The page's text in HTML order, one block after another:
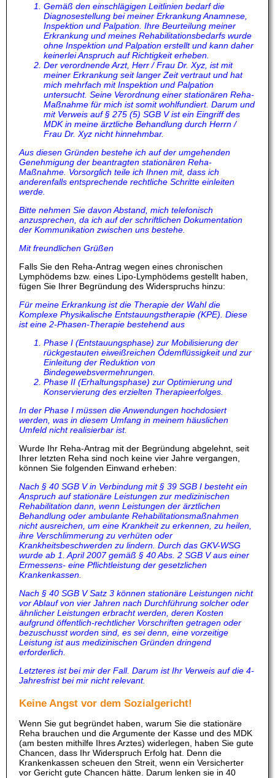
Gemäß den einschlägigen Leitlinien bedarf die
Diagnosestellung bei meiner Erkrankung Anamnese,
Inspektion und Palpation. Ihre Beurteilung meiner
Erkrankung und meines Rehabilitationsbedarfs wurde
ohne Inspektion und Palpation erstellt und kann daher
keinerlei Anspruch auf Richtigkeit erheben.
Der verordnende Arzt, Herr / Frau Dr. Xyz, ist mit
meiner Erkrankung seit langer Zeit vertraut und hat
mich mehrfach mit Inspektion und Palpation
untersucht. Seine Verordnung einer stationären Reha-
Maßnahme für mich ist somit wohlfundiert. Darum und
mit Verweis auf § 275 (5) SGB V ist ein Eingriff des
MDK in meine ärztliche Behandlung durch Herrn /
Frau Dr. Xyz nicht hinnehmbar.
Aus diesen Gründen bestehe ich auf der umgehenden
Genehmigung der beantragten stationären Reha-
Maßnahme. Vorsorglich teile ich Ihnen mit, dass ich
anderenfalls entsprechende rechtliche Schritte einleiten
werde.
Bitte nehmen Sie davon Abstand, mich telefonisch
anzusprechen, da ich auf der schriftlichen Dokumentation
der Kommunikation zwischen uns bestehe.
Mit freundlichen Grüßen
Falls Sie den Reha-Antrag wegen eines chronischen
Lymphödems bzw. eines Lipo-Lymphödems gestellt haben,
fügen Sie Ihrer Begründung des Widerspruchs hinzu:
Für meine Erkrankung ist die Therapie der Wahl die
Komplexe Physikalische Entstauungstherapie (KPE). Diese
ist eine 2-Phasen-Therapie bestehend aus
Phase I (Entstauungsphase) zur Mobilisierung der
rückgestauten eiweißreichen Ödemflüssigkeit und zur
Einleitung der Reduktion von
Bindegewebsvermehrungen.
Phase II (Erhaltungsphase) zur Optimierung und
Konservierung des erzielten Therapieerfolges.
In der Phase I müssen die Anwendungen hochdosiert
werden, was in diesem Umfang in meinem häuslichen
Umfeld nicht realisierbar ist.
Wurde Ihr Reha-Antrag mit der Begründung abgelehnt, seit
Ihrer letzten Reha sind noch keine vier Jahre vergangen,
können Sie folgenden Einwand erheben:
Nach § 40 SGB V in Verbindung mit § 39 SGB I besteht ein
Anspruch auf stationäre Leistungen zur medizinischen
Rehabilitation dann, wenn Leistungen der ärztlichen
Behandlung oder ambulante Rehabilitationsmaßnahmen
nicht ausreichen, um eine Krankheit zu erkennen, zu heilen,
ihre Verschlimmerung zu verhüten oder
Krankheitsbeschwerden zu lindern. Durch das GKV-WSG
wurde ab 1. April 2007 gemäß § 40 Abs. 2 SGB V aus einer
Ermessens- eine Pflichtleistung der gesetzlichen
Krankenkassen.
Nach § 40 SGB V Satz 3 können stationäre Leistungen nicht
vor Ablauf von vier Jahren nach Durchführung solcher oder
ähnlicher Leistungen erbracht werden, deren Kosten
aufgrund öffentlich-rechtlicher Vorschriften getragen oder
bezuschusst worden sind, es sei denn, eine vorzeitige
Leistung ist aus medizinischen Gründen dringend
erforderlich.
Letzteres ist bei mir der Fall. Darum ist Ihr Verweis auf die 4-
Jahresfrist bei mir nicht relevant.
Keine Angst vor dem Sozialgericht!
Wenn Sie gut begründet haben, warum Sie die stationäre
Reha brauchen und die Argumente der Kasse und des MDK
(am besten mithilfe Ihres Arztes) widerlegen, haben Sie gute
Chancen, dass Ihr Widerspruch Erfolg hat. Denn die
Krankenkassen scheuen den Streit, wenn ein Versicherter
vor Gericht gute Chancen hätte. Darum lenken sie in 40